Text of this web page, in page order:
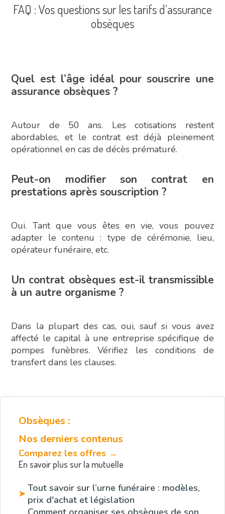
FAQ : Vos questions sur les tarifs d’assurance
obsèques
Quel est l’âge idéal pour souscrire une
assurance obsèques ?
Autour de 50 ans. Les cotisations restent
abordables, et le contrat est déjà pleinement
opérationnel en cas de décès prématuré.
Peut-on modifier son contrat en
prestations après souscription ?
Oui. Tant que vous êtes en vie, vous pouvez
adapter le contenu : type de cérémonie, lieu,
opérateur funéraire, etc.
Un contrat obsèques est-il transmissible
à un autre organisme ?
Dans la plupart des cas, oui, sauf si vous avez
affecté le capital à une entreprise spécifique de
pompes funèbres. Vérifiez les conditions de
transfert dans les clauses.
Obsèques :
Nos derniers contenus
Comparez les offres →
En savoir plus sur la mutuelle
➤ Tout savoir sur l’urne funéraire : modèles,
prix d'achat et législation